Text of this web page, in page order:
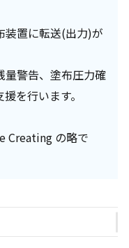
装置に転送(出力)が
量警告、塗布圧力確
を行います。
Creating の略で